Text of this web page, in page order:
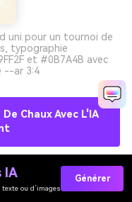
uni pour un tournoi de
typographie
et #0B7A4B avec
--ar 3:4
Chaux Avec L'IA
IA
ou d’images
Générer